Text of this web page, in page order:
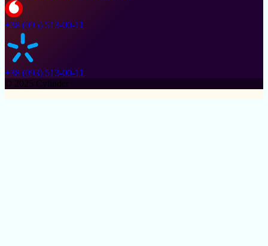
+38 (095) 513-00-11
+38 (093) 513-00-11
© 2025 Cylinder